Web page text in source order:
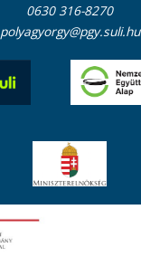
0630 316-8270
polyagyorgy@pgy.suli.hu